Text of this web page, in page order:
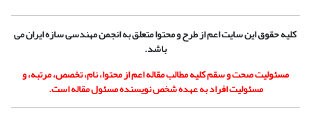
کلیه حقوق این سایت اعم از طرح و محتوا متعلق به انجمن مهندسی سازه ایران می
باشد.
مسئولیت صحت و سقم کلیه مطالب مقاله اعم از محتوا، نام، تخصص، مرتبه، و
مسئولیت افراد به عهده شخص نویسنده مسئول مقاله است.